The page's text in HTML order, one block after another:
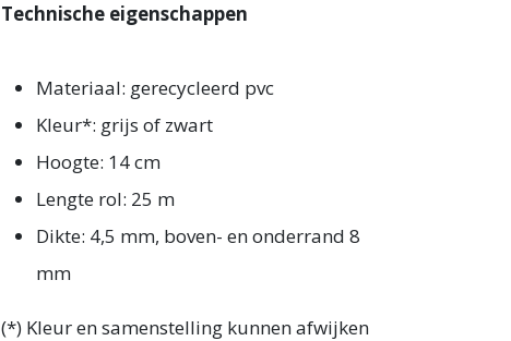
Technische eigenschappen
Materiaal: gerecycleerd pvc
Kleur*: grijs of zwart
Hoogte: 14 cm
Lengte rol: 25 m
Dikte: 4,5 mm, boven- en onderrand 8
mm
(*) Kleur en samenstelling kunnen afwijken